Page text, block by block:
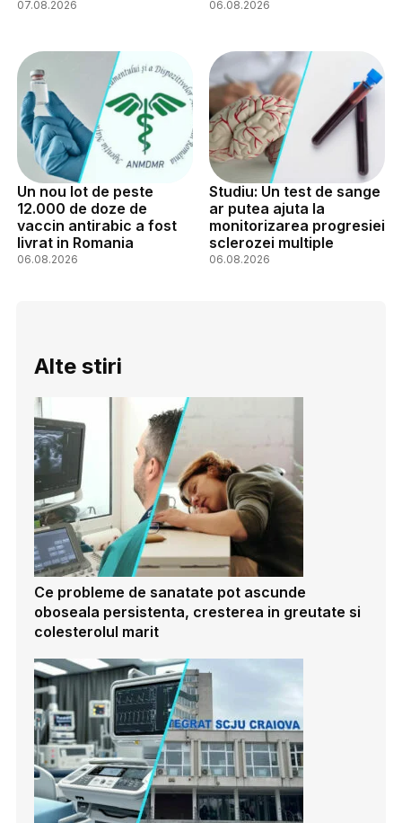
07.08.2026 06.08.2026
Un nou lot de peste
12.000 de doze de
vaccin antirabic a fost
livrat in Romania
06.08.2026
Studiu: Un test de sange
ar putea ajuta la
monitorizarea progresiei
sclerozei multiple
06.08.2026
Alte stiri
Ce probleme de sanatate pot ascunde
oboseala persistenta, cresterea in greutate si
colesterolul marit